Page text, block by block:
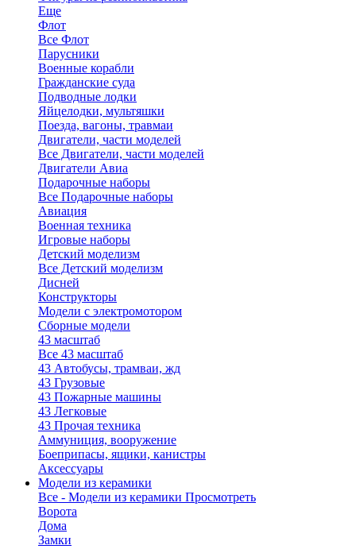
Еще
Флот
Все Флот
Парусники
Военные корабли
Гражданские суда
Подводные лодки
Яйцелодки, мультяшки
Поезда, вагоны, травмаи
Двигатели, части моделей
Все Двигатели, части моделей
Двигатели Авиа
Подарочные наборы
Все Подарочные наборы
Авиация
Военная техника
Игровые наборы
Детский моделизм
Все Детский моделизм
Дисней
Конструкторы
Модели с электромотором
Сборные модели
43 масштаб
Все 43 масштаб
43 Автобусы, трамваи, жд
43 Грузовые
43 Пожарные машины
43 Легковые
43 Прочая техника
Аммуниция, вооружение
Боеприпасы, ящики, канистры
Аксессуары
Модели из керамики
Все - Модели из керамики Просмотреть
Ворота
Дома
Замки